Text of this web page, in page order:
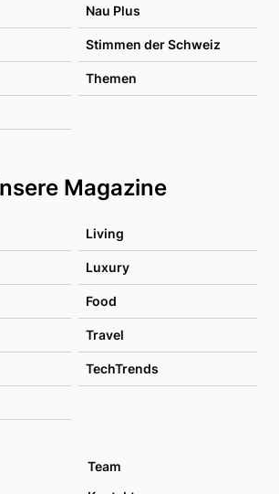
Nau Plus
Stimmen der Schweiz
Themen
Magazine
Living
Luxury
Food
Travel
TechTrends
Team